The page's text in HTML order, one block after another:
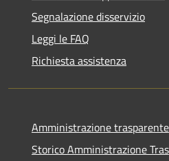
Segnalazione disservizio
Leggi le FAQ
Richiesta assistenza
Amministrazione trasparente
Storico Amministrazione